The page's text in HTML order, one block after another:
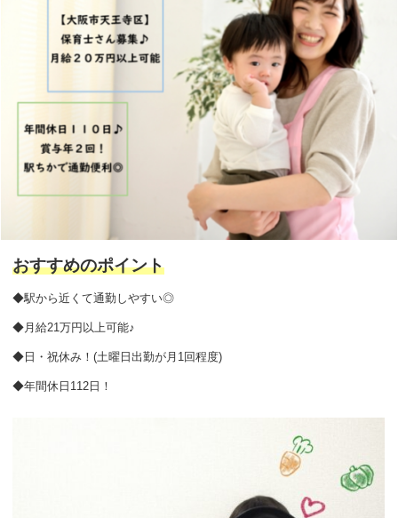
おすすめのポイント
◆駅から近くて通勤しやすい◎
◆月給21万円以上可能♪
◆日・祝休み！(土曜日出勤が月1回程度)
◆年間休日112日！